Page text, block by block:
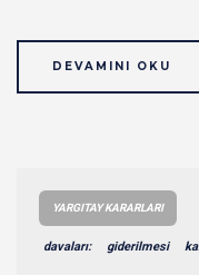
DEVAMINI OKU
YARGITAY KARARLARI
davaları: giderilmesi